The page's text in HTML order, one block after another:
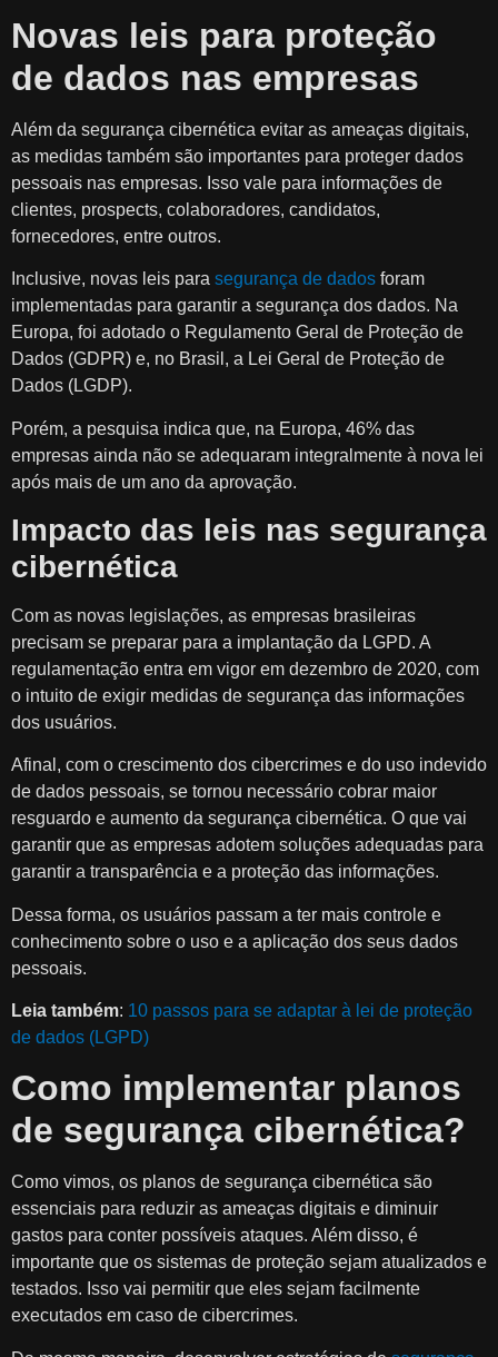
Novas leis para proteção
de dados nas empresas
Além da segurança cibernética evitar as ameaças digitais,
as medidas também são importantes para proteger dados
pessoais nas empresas. Isso vale para informações de
clientes, prospects, colaboradores, candidatos,
fornecedores, entre outros.
Inclusive, novas leis para segurança de dados foram
implementadas para garantir a segurança dos dados. Na
Europa, foi adotado o Regulamento Geral de Proteção de
Dados (GDPR) e, no Brasil, a Lei Geral de Proteção de
Dados (LGDP).
Porém, a pesquisa indica que, na Europa, 46% das
empresas ainda não se adequaram integralmente à nova lei
após mais de um ano da aprovação.
Impacto das leis nas segurança
cibernética
Com as novas legislações, as empresas brasileiras
precisam se preparar para a implantação da LGPD. A
regulamentação entra em vigor em dezembro de 2020, com
o intuito de exigir medidas de segurança das informações
dos usuários.
Afinal, com o crescimento dos cibercrimes e do uso indevido
de dados pessoais, se tornou necessário cobrar maior
resguardo e aumento da segurança cibernética. O que vai
garantir que as empresas adotem soluções adequadas para
garantir a transparência e a proteção das informações.
Dessa forma, os usuários passam a ter mais controle e
conhecimento sobre o uso e a aplicação dos seus dados
pessoais.
Leia também: 10 passos para se adaptar à lei de proteção
de dados (LGPD)
Como implementar planos
de segurança cibernética?
Como vimos, os planos de segurança cibernética são
essenciais para reduzir as ameaças digitais e diminuir
gastos para conter possíveis ataques. Além disso, é
importante que os sistemas de proteção sejam atualizados e
testados. Isso vai permitir que eles sejam facilmente
executados em caso de cibercrimes.